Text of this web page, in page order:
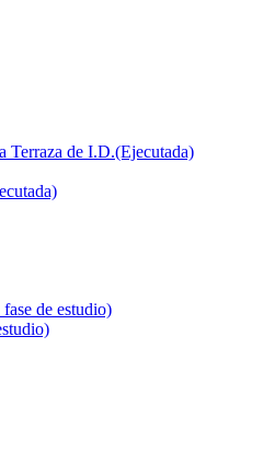
Terraza de I.D.(Ejecutada)
de estudio)